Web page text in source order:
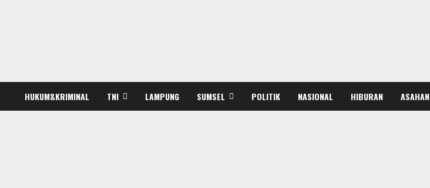
HUKUM&KRIMINAL TNI LAMPUNG SUMSEL POLITIK NASIONAL HIBURAN ASAHAN